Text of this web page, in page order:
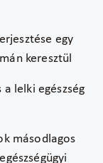
egy
keresztül
lelki egészség
másodlagos